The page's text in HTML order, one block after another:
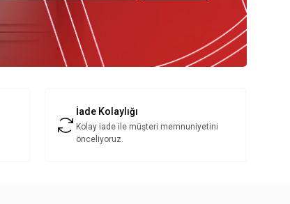
İade Kolaylığı
Kolay iade ile müşteri memnuniyetini
önceliyoruz.